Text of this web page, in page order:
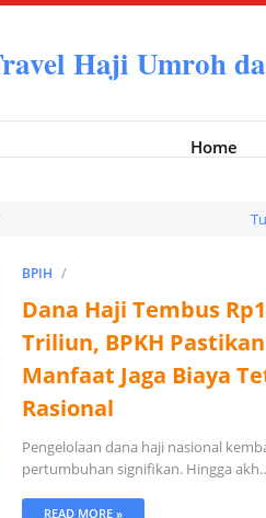
Haji Umroh
Home
BPIH
Dana Haji Tembus
Triliun, BPKH
Manfaat Jaga Biaya
Rasional
Pengelolaan dana haji nasional
pertumbuhan signifikan. Hingga
READ MORE »